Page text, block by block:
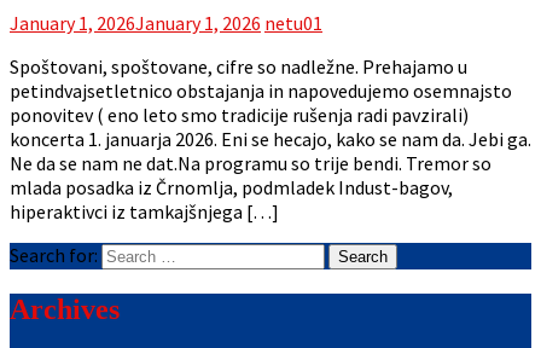
January 1, 2026January 1, 2026 netu01
Spoštovani, spoštovane, cifre so nadležne. Prehajamo u
petindvajsetletnico obstajanja in napovedujemo osemnajsto
ponovitev ( eno leto smo tradicije rušenja radi pavzirali)
koncerta 1. januarja 2026. Eni se hecajo, kako se nam da. Jebi ga.
Ne da se nam ne dat.Na programu so trije bendi. Tremor so
mlada posadka iz Črnomlja, podmladek Indust-bagov,
hiperaktivci iz tamkajšnjega […]
Search for:
Archives